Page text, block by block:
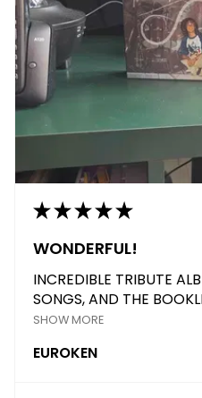
★★★★★
WONDERFUL!
INCREDIBLE TRIBUTE
SONGS, AND THE
SHOW MORE
EUROKEN